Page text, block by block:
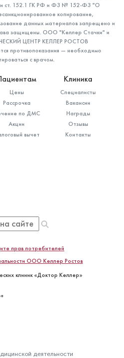
ст. 152.1 ГК РФ и ФЗ № 152-ФЗ "О
копирование,
данных материалов запрещено и
защищены. ООО "Келлер Стачки" и
ЦЕНТР КЕЛЛЕР РОСТОВ
противопоказания — необходимо
с врачом.
Цены
Рассрочка
по ДМС
Акции
вычет
Клиника
Специалисты
Вакансии
Награды
Отзывы
Контакты
прав потребителей
ООО Келлер Ростов
клиник «Доктор Келлер»
деятельности